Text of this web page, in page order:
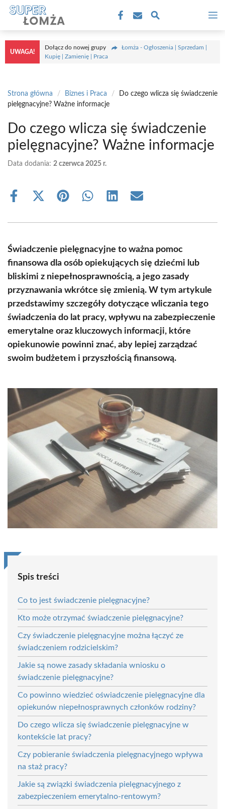
Przejdź
treści
UWAGA!
Dołącz do nowej grupy
Łomża - Ogłoszenia | Sprzedam |
Kupię | Zamienię | Praca
Strona główna / Biznes i Praca /
Do czego wlicza się świadczenie
pielęgnacyjne? Ważne informacje
Do czego wlicza się świadczenie
pielęgnacyjne? Ważne informacje
Data dodania: 2 czerwca 2025 r.
Share
Share
(Twitter)
Share Share Share Share
Świadczenie pielęgnacyjne to ważna pomoc
finansowa dla osób opiekujących się dziećmi lub
bliskimi z niepełnosprawnością, a jego zasady
przyznawania wkrótce się zmienią. W tym artykule
przedstawimy szczegóły dotyczące wliczania tego
świadczenia do lat pracy, wpływu na zabezpieczenie
emerytalne oraz kluczowych informacji, które
opiekunowie powinni znać, aby lepiej zarządzać
swoim budżetem i przyszłością finansową.
Spis treści
Co to jest świadczenie pielęgnacyjne?
Kto może otrzymać świadczenie pielęgnacyjne?
Czy świadczenie pielęgnacyjne można łączyć ze
świadczeniem rodzicielskim?
Jakie są nowe zasady składania wniosku o
świadczenie pielęgnacyjne?
Co powinno wiedzieć oświadczenie pielęgnacyjne dla
opiekunów niepełnosprawnych członków rodziny?
Do czego wlicza się świadczenie pielęgnacyjne w
kontekście lat pracy?
Czy pobieranie świadczenia pielęgnacyjnego wpływa
na staż pracy?
Jakie są związki świadczenia pielęgnacyjnego z
zabezpieczeniem emerytalno-rentowym?